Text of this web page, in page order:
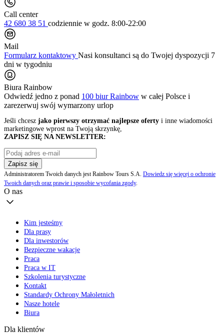
Call center
42 680 38 51 codziennie w godz. 8:00-22:00
Mail
Formularz kontaktowy Nasi konsultanci są do Twojej dyspozycji 7
dni w tygodniu
Biura Rainbow
Odwiedź jedno z ponad 100 biur Rainbow w całej Polsce i
zarezerwuj swój wymarzony urlop
Jeśli chcesz jako pierwszy otrzymać najlepsze oferty i inne wiadomości
marketingowe wprost na Twoją skrzynkę,
ZAPISZ SIĘ NA NEWSLETTER:
Zapisz się
Administratorem Twoich danych jest Rainbow Tours S.A. Dowiedz się więcej o ochronie
Twoich danych oraz prawie i sposobie wycofania zgody.
O nas
Kim jesteśmy
Dla prasy
Dla inwestorów
Bezpieczne wakacje
Praca
Praca w IT
Szkolenia turystyczne
Kontakt
Standardy Ochrony Małoletnich
Nasze hotele
Biura
Dla klientów